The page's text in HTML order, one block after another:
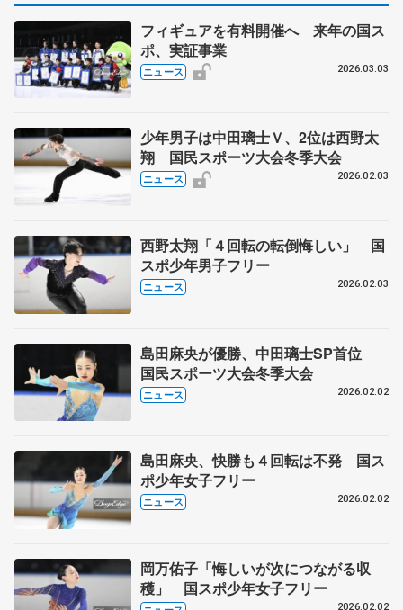
フィギュアを有料開催へ 来年の国ス
ポ、実証事業
ニュース 2026.03.03
少年男子は中田璃士Ｖ、2位は西野太
翔 国民スポーツ大会冬季大会
ニュース 2026.02.03
西野太翔「４回転の転倒悔しい」 国
スポ少年男子フリー
ニュース 2026.02.03
島田麻央が優勝、中田璃士SP首位
国民スポーツ大会冬季大会
ニュース 2026.02.02
島田麻央、快勝も４回転は不発 国ス
ポ少年女子フリー
ニュース 2026.02.02
岡万佑子「悔しいが次につながる収
穫」 国スポ少年女子フリー
2026.02.02